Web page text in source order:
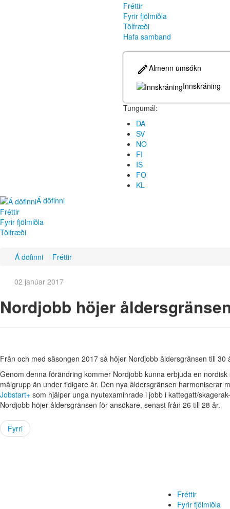
Fréttir
Fyrir fjölmiðla
Tölfræði
Hafa samband
Almenn umsókn
Innskráning
Tungumál:
DA
SV
NO
FI
IS
FO
KL
Á döfinni
Fréttir
Fyrir fjölmiðla
Tölfræði
Á döfinni Fréttir
02 janúar 2017
Nordjobb höjer
Från och med säsongen 2017 så höjer Nordjobb åldersgränsen till 30
Genom denna förändring kommer Nordjobb kunna erbjuda en
målgrupp än under tidigare år. Den nya åldersgränsen harmoniserar
Jobstart+ som hjälper unga nyutexaminrade i jobb i kattegatt/
Nordjobb höjer åldersgränsen för ansökare, senast från 26 till 28 år.
Fyrri
Fréttir
Fyrir fjölmiðla